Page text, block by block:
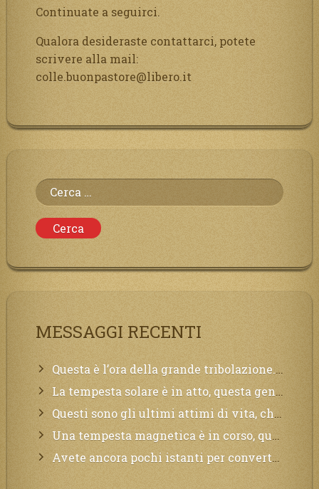
Continuate a seguirci.
Qualora desideraste contattarci, potete
scrivere alla mail:
colle.buonpastore@libero.it
Ricerca
per:
MESSAGGI RECENTI
Questa è l’ora della grande tribolazione. Volgetemi il vostro cuore
La tempesta solare è in atto, questa generazione soffrirà molto, la Terra arderà, l’acqua sarà contaminata, il cibo non sarà più nelle vostre mense.
Questi sono gli ultimi attimi di vita, chi si vuole salvare Mi chiami in suo aiuto.
Una tempesta magnetica è in corso, questa generazione patirà. Il black out non tarderà ad arrivare e tutta la Terra sarà oscurata.
Avete ancora pochi istanti per convertirvi, non perdete tempo, la sciagura arriverà all’improvviso e per chi non si sarà preparato saranno dolori.